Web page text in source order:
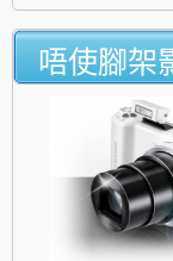
唔使腳架